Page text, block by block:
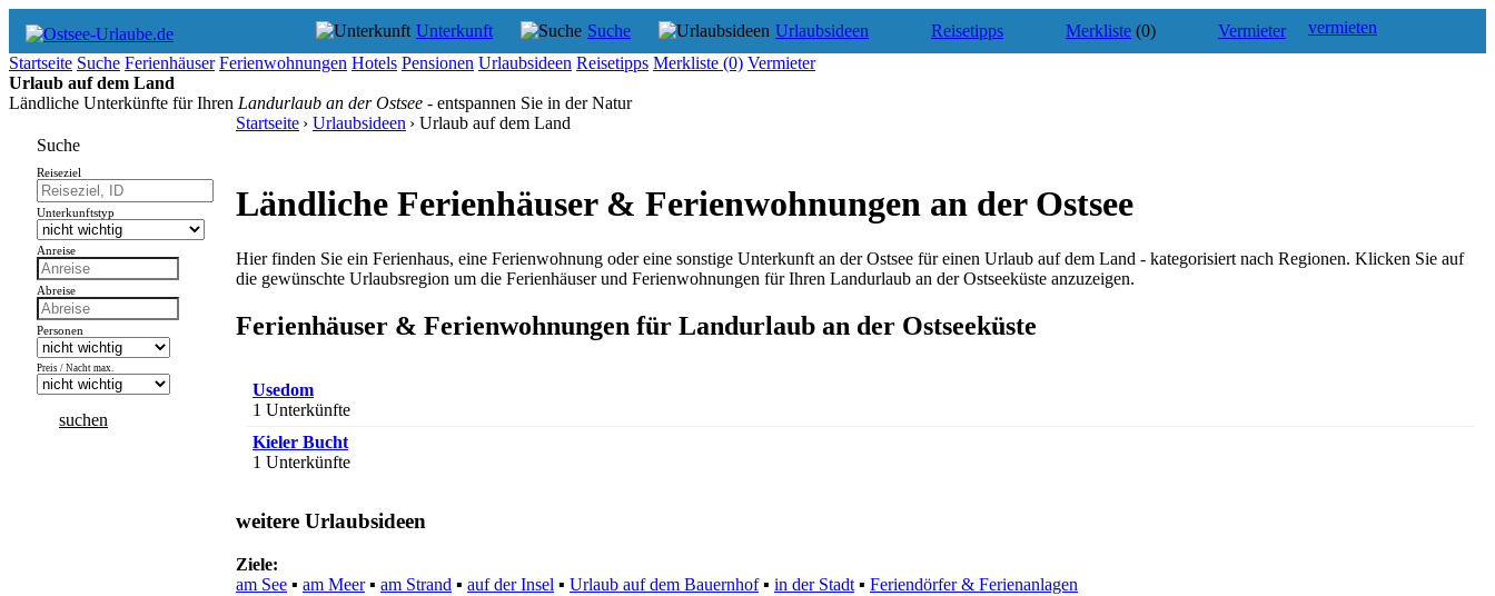
Unterkunft Suche Urlaubsideen Reisetipps Merkliste (0) Vermieter
vermieten
Startseite Suche Ferienhäuser Ferienwohnungen Hotels Pensionen Urlaubsideen Reisetipps Merkliste (0) Vermieter
Urlaub auf dem Land
Ländliche Unterkünfte für Ihren Landurlaub an der Ostsee - entspannen Sie in der Natur
Suche
Reiseziel
Unterkunftstyp
Anreise
Abreise
Personen
Preis / Nacht max.
suchen
Startseite › Urlaubsideen › Urlaub auf dem Land
Ländliche Ferienhäuser & Ferienwohnungen an der Ostsee
Hier finden Sie ein Ferienhaus, eine Ferienwohnung oder eine sonstige Unterkunft an der Ostsee für einen Urlaub auf dem Land - kategorisiert nach Regionen. Klicken Sie auf
die gewünschte Urlaubsregion um die Ferienhäuser und Ferienwohnungen für Ihren Landurlaub an der Ostseeküste anzuzeigen.
Ferienhäuser & Ferienwohnungen für Landurlaub an der Ostseeküste
Usedom
1 Unterkünfte
Kieler Bucht
1 Unterkünfte
weitere Urlaubsideen
Ziele:
am See ▪ am Meer▪ am Strand ▪ auf der Insel ▪ Urlaub auf dem Bauernhof▪ in der Stadt ▪ Feriendörfer & Ferienanlagen